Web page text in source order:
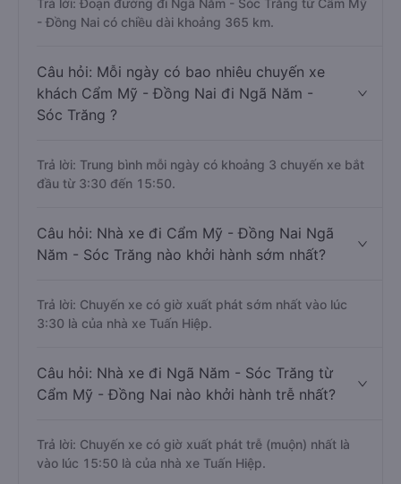
Trả lời: Đoạn đường đi Ngã Năm - Sóc Trăng từ Cẩm Mỹ
- Đồng Nai có chiều dài khoảng 365 km.
Câu hỏi: Mỗi ngày có bao nhiêu chuyến xe
khách Cẩm Mỹ - Đồng Nai đi Ngã Năm -
Sóc Trăng ?
Trả lời: Trung bình mỗi ngày có khoảng 3 chuyến xe bắt
đầu từ 3:30 đến 15:50.
Câu hỏi: Nhà xe đi Cẩm Mỹ - Đồng Nai Ngã
Năm - Sóc Trăng nào khởi hành sớm nhất?
Trả lời: Chuyến xe có giờ xuất phát sớm nhất vào lúc
3:30 là của nhà xe Tuấn Hiệp.
Câu hỏi: Nhà xe đi Ngã Năm - Sóc Trăng từ
Cẩm Mỹ - Đồng Nai nào khởi hành trễ nhất?
Trả lời: Chuyến xe có giờ xuất phát trễ (muộn) nhất là
vào lúc 15:50 là của nhà xe Tuấn Hiệp.